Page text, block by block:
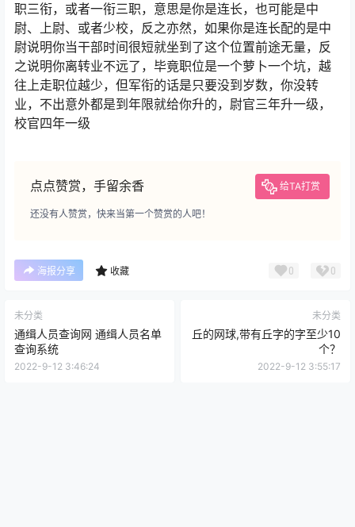
职三衔，或者一衔三职，意思是你是连长，也可能是中
尉、上尉、或者少校，反之亦然，如果你是连长配的是中
尉说明你当干部时间很短就坐到了这个位置前途无量，反
之说明你离转业不远了，毕竟职位是一个萝卜一个坑，越
往上走职位越少，但军衔的话是只要没到岁数，你没转
业，不出意外都是到年限就给你升的，尉官三年升一级，
校官四年一级
点点赞赏，手留余香 给TA打赏
还没有人赞赏，快来当第一个赞赏的人吧！
海报分享 收藏 0 0
未分类
通缉人员查询网 通缉人员名单
查询系统
2022-9-12 3:46:24
未分类
丘的网球,带有丘字的字至少10
个？
2022-9-12 3:55:17